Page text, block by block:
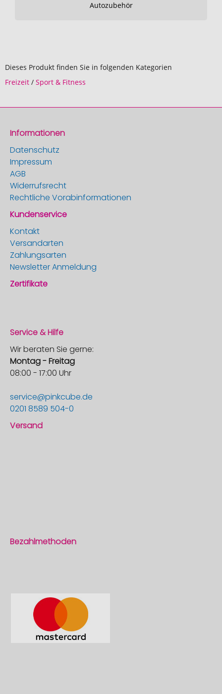
Autozubehör
Dieses Produkt finden Sie in folgenden Kategorien
Freizeit / Sport & Fitness
Informationen
Datenschutz
Impressum
AGB
Widerrufsrecht
Rechtliche Vorabinformationen
Kundenservice
Kontakt
Versandarten
Zahlungsarten
Newsletter Anmeldung
Zertifikate
Service & Hilfe
Wir beraten Sie gerne:
Montag - Freitag
08:00 - 17:00 Uhr
service@pinkcube.de
0201 8589 504-0
Versand
Bezahlmethoden